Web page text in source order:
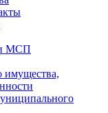
МСП
имущества,